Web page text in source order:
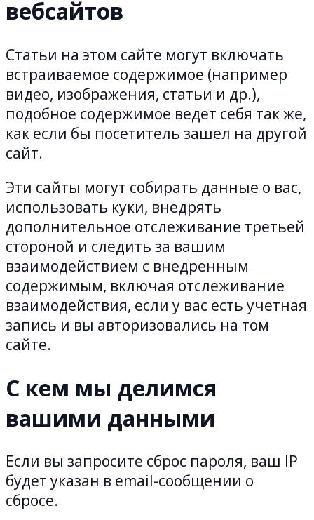
вебсайтов
Статьи на этом сайте могут включать
встраиваемое содержимое (например
видео, изображения, статьи и др.),
подобное содержимое ведет себя так же,
как если бы посетитель зашел на другой
сайт.
Эти сайты могут собирать данные о вас,
использовать куки, внедрять
дополнительное отслеживание третьей
стороной и следить за вашим
взаимодействием с внедренным
содержимым, включая отслеживание
взаимодействия, если у вас есть учетная
запись и вы авторизовались на том
сайте.
С кем мы делимся
вашими данными
Если вы запросите сброс пароля, ваш IP
будет указан в email-сообщении о
сбросе.